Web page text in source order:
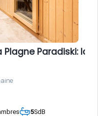
Plagne Paradiski:
5SdB